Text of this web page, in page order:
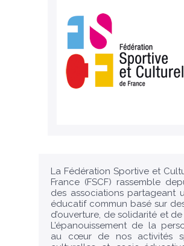
La Fédération Sportive et
France (FSCF) rassemble
des associations partageant
éducatif commun basé sur
d’ouverture, de solidarité et
L’épanouissement de la
au cœur de nos activités